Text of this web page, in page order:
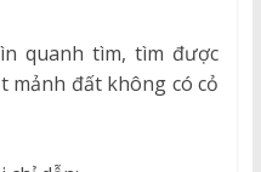
quanh tìm, tìm được
mảnh đất không có cỏ